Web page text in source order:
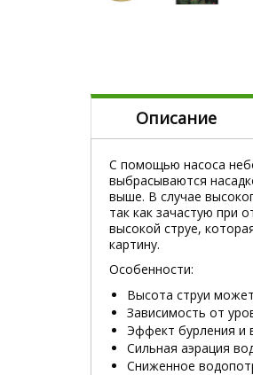
Описание
С помощью насоса
выбрасываются
выше. В случае
так как зачастую при
высокой струе,
картину.
Особенности:
Высота струи
Зависимость от
Эффект бурления и
Сильная аэрация
Сниженное